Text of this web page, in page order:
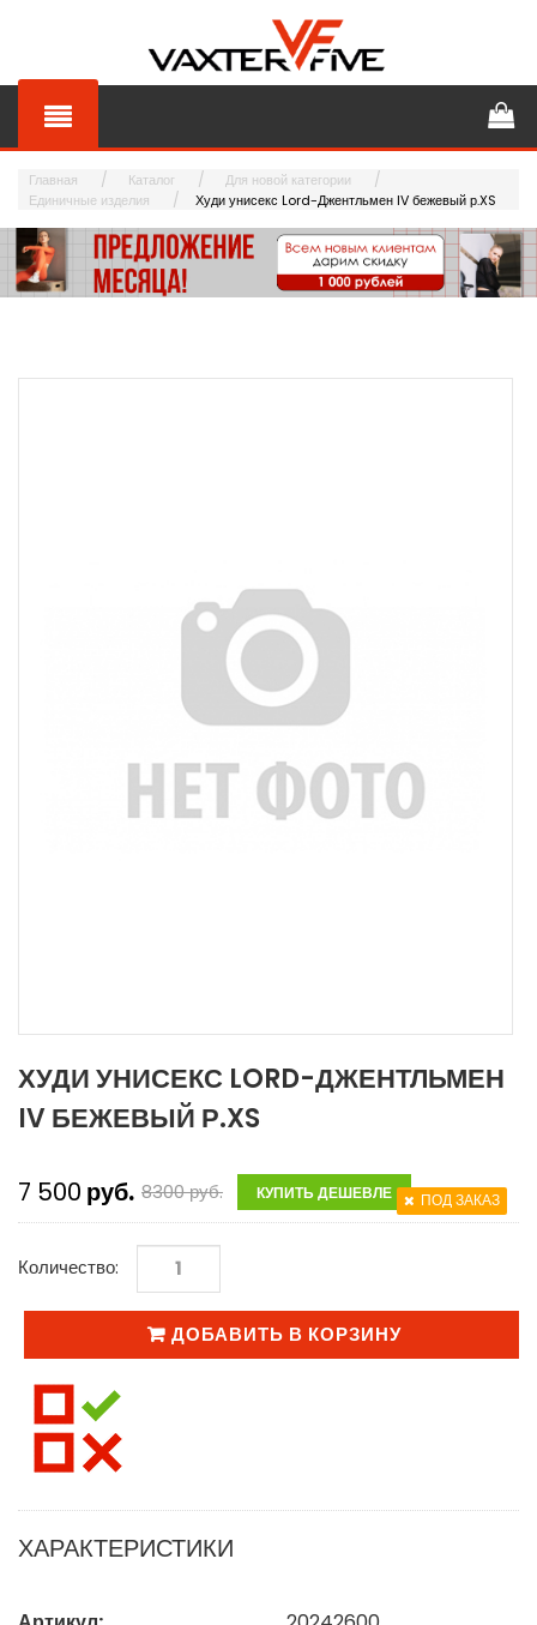
Главная Каталог
Для новой категории
Единичные изделия
Худи унисекс Lord-Джентльмен IV бежевый р.XS
ХУДИ УНИСЕКС LORD-ДЖЕНТЛЬМЕН
IV БЕЖЕВЫЙ Р.XS
7 500 руб. 8300руб. КУПИТЬ ДЕШЕВЛЕ ПОД ЗАКАЗ
Количество:
ДОБАВИТЬ В КОРЗИНУ
ХАРАКТЕРИСТИКИ